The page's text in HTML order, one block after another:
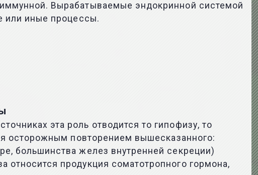
Вырабатываемые эндокринной системой
или иные процессы.
эта роль отводится то гипофизу, то
осторожным повторением вышесказанного:
большинства желез внутренней секреции)
продукция соматотропного гормона,